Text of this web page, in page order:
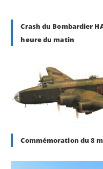
Crash du Bombardier
heure du matin
Commémoration du 8